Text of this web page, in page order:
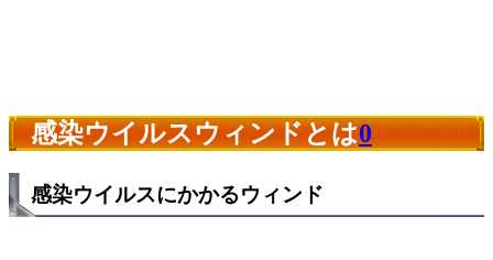
感染ウイルスウィンドとは0
感染ウイルスにかかるウィンド